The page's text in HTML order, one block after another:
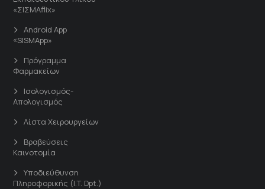
«ΣΙΣΜΑflix»
Android App
«SISMApp»
Πρόγραμμα
Φαρμακείων
Ισολογισμός-
Απολογισμός
Λίστα Χειρουργείων
Βραβεύσεις
Καινοτομία
Υποδιεύθυνση
Πληροφορικής (I.T. Dpt.)